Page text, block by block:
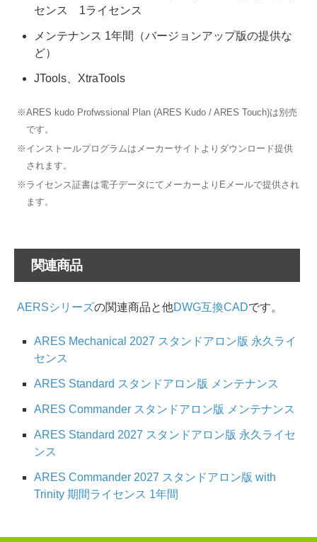
センス 1ライセンス
メンテナンス 1年間（バージョンアップ版の提供な
ど）
JTools、XtraTools
※ARES kudo Profwssional Plan (ARES Kudo / ARES Touch)は別売
です。
※インストールプログラムはメーカーサイトよりダウンロード提供
されます。
※ライセンス証書は電子データにてメーカーよりEメールで提供され
ます。
関連商品
AERSシリーズの関連商品と他DWG互換CADです。
ARES Mechanical 2027 スタンドアロン版 永久ライ
センス
ARES Standard スタンドアロン版 メンテナンス
ARES Commander スタンドアロン版 メンテナンス
ARES Standard 2027 スタンドアロン版 永久ライセ
ンス
ARES Commander 2027 スタンドアロン版 with
Trinity 期間ライセンス 1年間